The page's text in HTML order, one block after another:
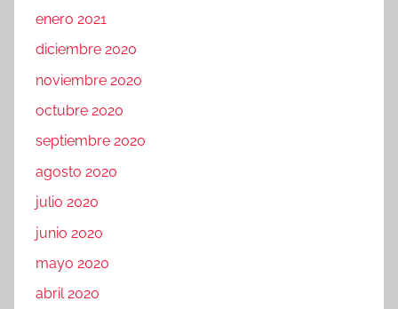
enero 2021
diciembre 2020
noviembre 2020
octubre 2020
septiembre 2020
agosto 2020
julio 2020
junio 2020
mayo 2020
abril 2020